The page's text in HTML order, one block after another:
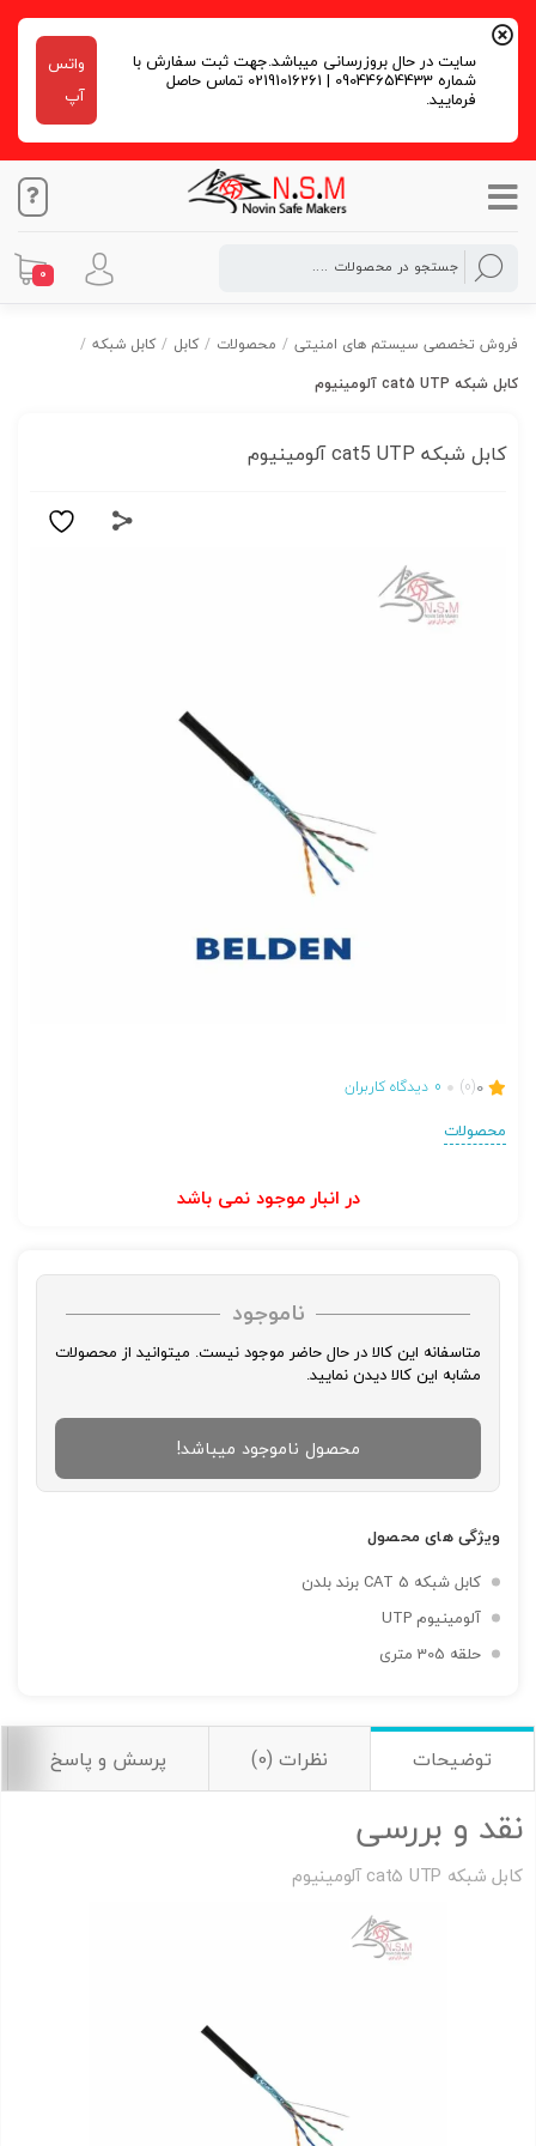
سایت در حال بروزرسانی میباشد.جهت ثبت سفارش با
شماره 09044654433 | 02191016261 تماس حاصل
فرمایید.
واتس
آپ
0
فروش تخصصی سیستم های امنیتی / محصولات / کابل / کابل شبکه /
کابل شبکه cat5 UTP آلومینیوم
کابل شبکه cat5 UTP آلومینیوم
0
(0)
0 دیدگاه کاربران
محصولات
در انبار موجود نمی باشد
ناموجود
متاسفانه این کالا در حال حاضر موجود نیست. میتوانید از محصولات
مشابه این کالا دیدن نمایید.
محصول ناموجود میباشد!
ویژگی های محصول
کابل شبکه CAT 5 برند بلدن
آلومینیوم UTP
حلقه 305 متری
توضیحات نظرات (0) پرسش و پاسخ
نقد و بررسی
کابل شبکه cat5 UTP آلومینیوم
تصاویر رسمی